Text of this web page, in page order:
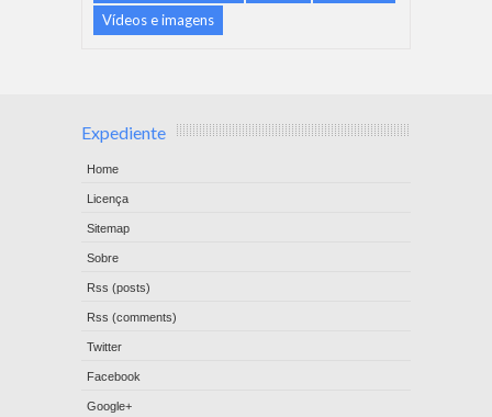
Vídeos e imagens
Expediente
Home
Licença
Sitemap
Sobre
Rss (posts)
Rss (comments)
Twitter
Facebook
Google+